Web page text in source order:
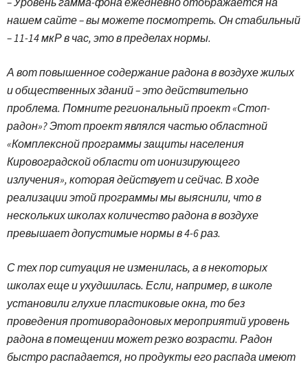
нашем сайте – вы можете посмотреть. Он стабильный
– 11-14 мкР в час, это в пределах нормы.
А вот повышенное содержание радона в воздухе жилых
и общественных зданий – это действительно
проблема. Помните региональный проект «Стоп-
радон»? Этот проект являлся частью областной
«Комплексной программы защиты населения
Кировоградской области от ионизирующего
излучения», которая действует и сейчас. В ходе
реализации этой программы мы выяснили, что в
нескольких школах количество радона в воздухе
превышает допустимые нормы в 4-6 раз.
С тех пор ситуация не изменилась, а в некоторых
школах еще и ухудшилась. Если, например, в школе
установили глухие пластиковые окна, то без
проведения противорадоновых мероприятий уровень
радона в помещении может резко возрасти. Радон
быстро распадается, но продукты его распада имеют